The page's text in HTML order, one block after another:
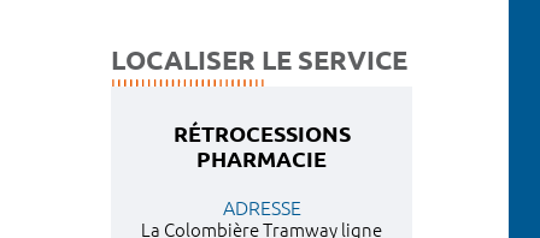
LOCALISER LE SERVICE
RÉTROCESSIONS
PHARMACIE
ADRESSE
La Colombière Tramway ligne